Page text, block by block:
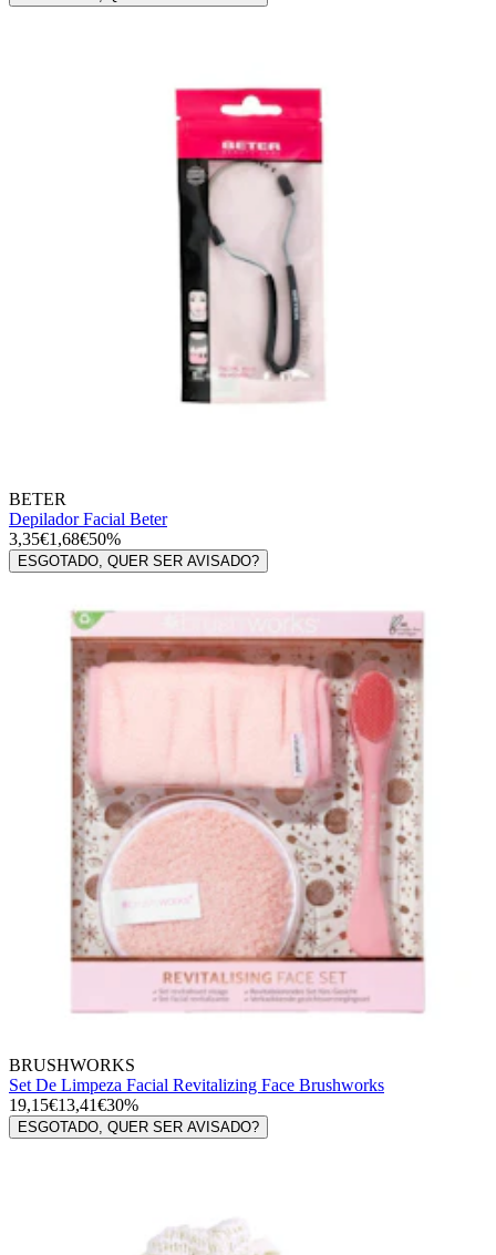
BETER
Depilador Facial Beter
3,35€1,68€50%
ESGOTADO, QUER SER AVISADO?
BRUSHWORKS
Set De Limpeza Facial Revitalizing Face Brushworks
19,15€13,41€30%
ESGOTADO, QUER SER AVISADO?